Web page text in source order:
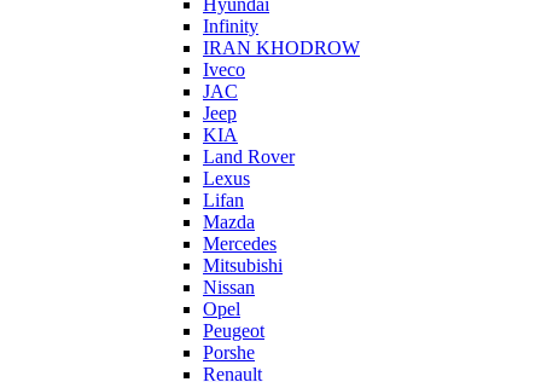
Hyundai
Infinity
IRAN KHODROW
Iveco
JAC
Jeep
KIA
Land Rover
Lexus
Lifan
Mazda
Mercedes
Mitsubishi
Nissan
Opel
Peugeot
Porshe
Renault